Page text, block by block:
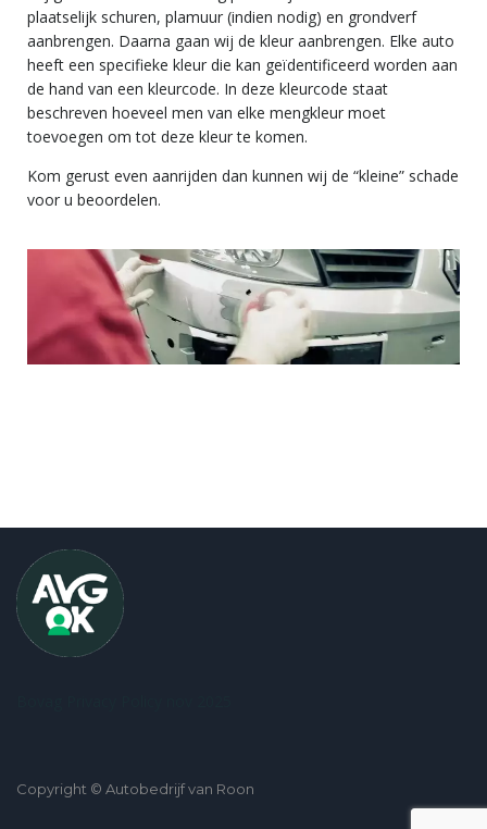
plaatselijk schuren, plamuur (indien nodig) en grondverf
aanbrengen. Daarna gaan wij de kleur aanbrengen. Elke auto
heeft een specifieke kleur die kan geïdentificeerd worden aan
de hand van een kleurcode. In deze kleurcode staat
beschreven hoeveel men van elke mengkleur moet
toevoegen om tot deze kleur te komen.
Kom gerust even aanrijden dan kunnen wij de “kleine” schade
voor u beoordelen.
Copyright © Autobedrijf van Roon